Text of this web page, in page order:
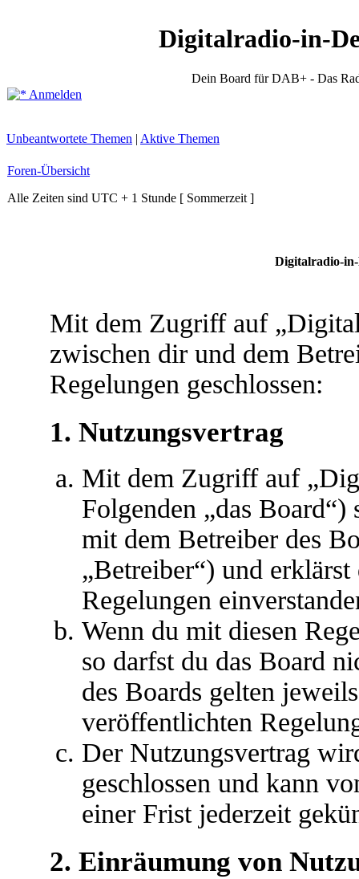
Digitalradio-in-
Dein Board für DAB+ - Das
Anmelden
Unbeantwortete Themen | Aktive Themen
Foren-Übersicht
Alle Zeiten sind UTC + 1 Stunde [ Sommerzeit ]
Digitalradio-
Mit dem Zugriff auf
zwischen dir und dem
Regelungen geschlossen:
1. Nutzungsvertrag
Mit dem Zugriff auf
Folgenden „das
mit dem Betreiber des
„Betreiber“) und
Regelungen
Wenn du mit diesen
so darfst du das Board
des Boards gelten
veröffentlichten
Der Nutzungsvertrag
geschlossen und kann
einer Frist jederzeit
2. Einräumung von